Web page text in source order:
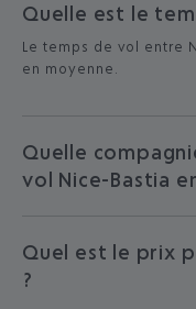
Quelle est le
Le temps de vol entre
en moyenne.
Quelle
vol Nice-Bastia
Quel est le prix
?